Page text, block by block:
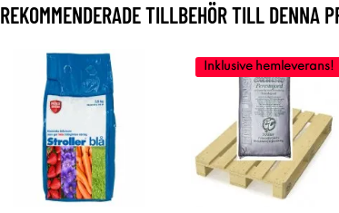
REKOMMENDERADE TILLBEHÖR TILL DENNA
Inklusive hemleverans!